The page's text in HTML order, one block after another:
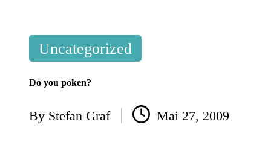
Posted
in
Uncategorized
Do you poken?
Posted
By Stefan Graf Mai 27, 2009